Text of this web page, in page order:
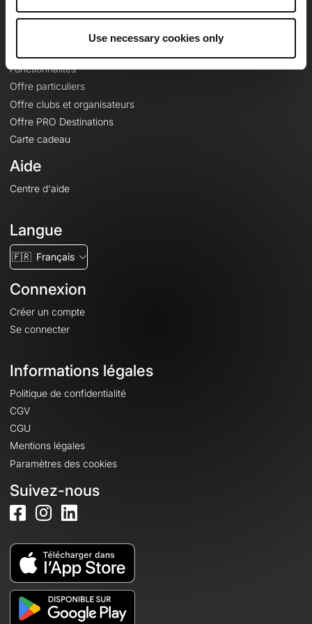
Use necessary cookies only
Fonctionnalités
Offre particuliers
Offre clubs et organisateurs
Offre PRO Destinations
Carte cadeau
Aide
Centre d'aide
Langue
🇫🇷 Français
Connexion
Créer un compte
Se connecter
Informations légales
Politique de confidentialité
CGV
CGU
Mentions légales
Paramètres des cookies
Suivez-nous